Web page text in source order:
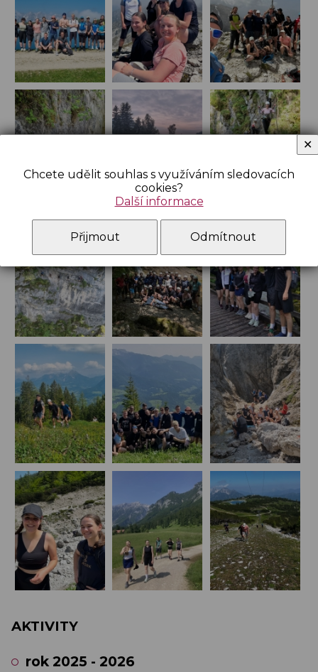
AKTIVITY
rok 2025 - 2026
Chcete udělit souhlas s využíváním sledovacích
cookies?
Další informace
Přijmout Odmítnout
✕